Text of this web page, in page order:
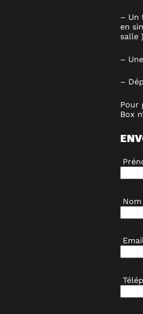
– Un
en
salle )
–
–
Pour
Box
Nom